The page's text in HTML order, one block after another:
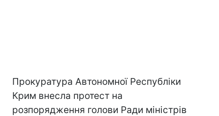
Прокуратура Автономної Республіки
Крим внесла протест на
розпорядження голови Ради міністрів